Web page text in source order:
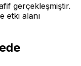
gerçekleşmiştir.
etki alanı